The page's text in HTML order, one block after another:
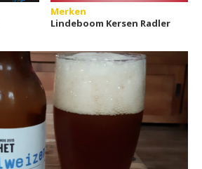
Merken
Lindeboom Kersen Radler